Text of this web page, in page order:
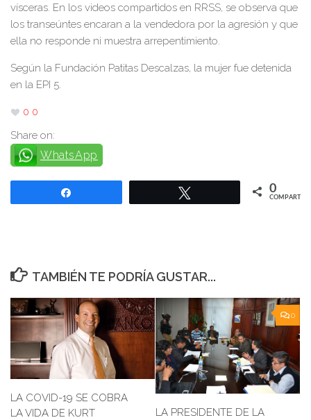
vísceras. En los videos compartidos en RRSS, se observa que
los transeúntes encaran a la vendedora por la agresión y que
ella no responde ni muestra arrepentimiento.
Según la Fundación Patitas Descalzas, la mujer fue detenida
en la EPI 5.
0 0
Share on:
WhatsApp
0
COMPARTIR
TAMBIÉN TE PODRÍA GUSTAR...
LA COVID-19 SE COBRA
LA VIDA DE KURT
0
LA PRESIDENTE DE LA